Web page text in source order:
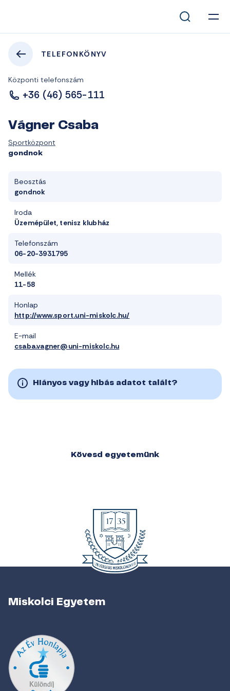
TELEFONKÖNYV
Központi telefonszám
+36 (46) 565-111
Vágner Csaba
Sportközpont
gondnok
Beosztás
gondnok
Iroda
Üzemépület, tenisz klubház
Telefonszám
06-20-3931795
Mellék
11-58
Honlap
http://www.sport.uni-miskolc.hu/
E-mail
csaba.vagner@uni-miskolc.hu
Hiányos vagy hibás adatot talált?
Kövesd egyetemünk
Miskolci Egyetem